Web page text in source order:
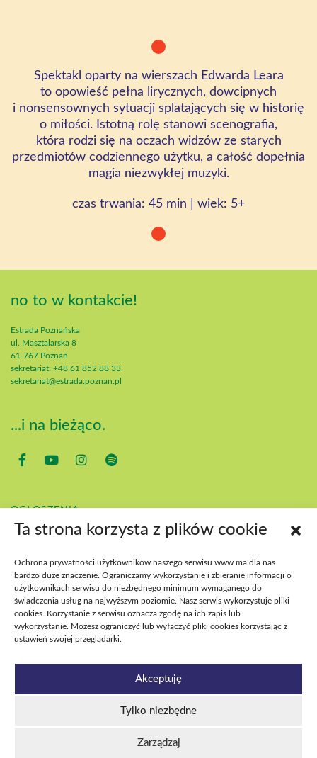
Ta strona korzysta z plików cookie
Ochrona prywatności użytkowników naszego serwisu www ma dla nas
bardzo duże znaczenie. Ograniczamy wykorzystanie i zbieranie informacji o
użytkownikach serwisu do niezbędnego minimum wymaganego do
świadczenia usług na najwyższym poziomie. Nasz serwis wykorzystuje pliki
cookies. Korzystanie z serwisu oznacza zgodę na ich zapis lub
wykorzystanie. Możesz ograniczyć lub wyłączyć pliki cookies korzystając z
ustawień swojej przeglądarki.
Akceptuję
Tylko niezbędne
Zarządzaj
Spektakl oparty na wierszach Edwarda Leara
to opowieść pełna lirycznych, dowcipnych
i nonsensownych sytuacji splatających się w historię
o miłości. Istotną rolę stanowi scenografia,
która rodzi się na oczach widzów ze starych
przedmiotów codziennego użytku, a całość dopełnia
magia niezwykłej muzyki.
czas trwania: 45 min | wiek: 5+
no to w kontakcie!
Estrada Poznańska
ul. Masztalarska 8
61-767 Poznań
sekretariat: +48 61 852 88 33
sekretariat@estrada.poznan.pl
...i na bieżąco.
OGŁOSZENIA
KONTAKT
BIP
DEKLARACJA DOSTĘPNOŚCI
DOSTĘPNOŚĆ WYDARZEŃ
Deklaracja dostępności
Cyberbezpieczeństwo